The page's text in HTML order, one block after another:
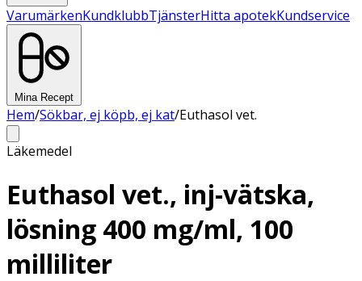
VarumärkenKundklubbTjänsterHitta apotekKundservice
Mina Recept
Hem/Sökbar, ej köpb, ej kat/Euthasol vet.
Läkemedel
Euthasol vet., inj-vätska,
lösning 400 mg/ml, 100
milliliter